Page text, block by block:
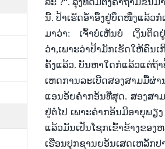
ລະ ?“. ລຸງທິດມີຕັ້ງຄຳຖາມຂື້ນມ
ນີ້. ປ້າເຮັດອ້ຳອຶ້ງຢູ່ບຶດໜຶ່ງແລ້ວກໍ
ມາວ່າ: ເຈົ້າບໍ່ເຫັນບໍ່ ເງິນຕິດ
ວ່າ,ເພາະວ່າປ້າມັກເຮັດໃຫ້ຄົນເ
ຄັ້ງແລ້ວ. ບັນຫາໃດກໍແລ້ວແຕ່ຖ້າ
ເຫດການລະເບີດສອງສາມມື້ຜ່າ
ແອນອ້ຍຄຳກອ້ນທີ່ສຸດ. ສອງສາ
ຢູ່ຕໍ່ໄປ ເພາະຄຳກອ້ນມີອາຍຸພຽງ
ແລ້ວມັນເປັນໂຊກເຂົ້າຂ້າງຂອງ
ເຮືອນປຸກຊານຍອ້ນເສດເຫລັກປ